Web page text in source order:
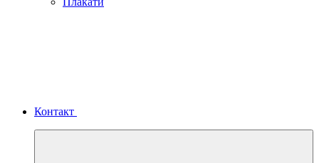
Контакт